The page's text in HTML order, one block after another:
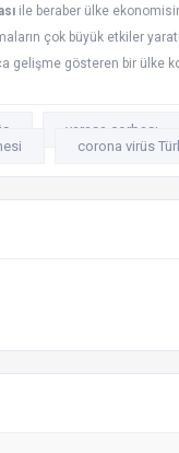
ile beraber ülke
çok büyük etkiler
gelişme gösteren bir ülke
yarasa çorbası
corona virüs